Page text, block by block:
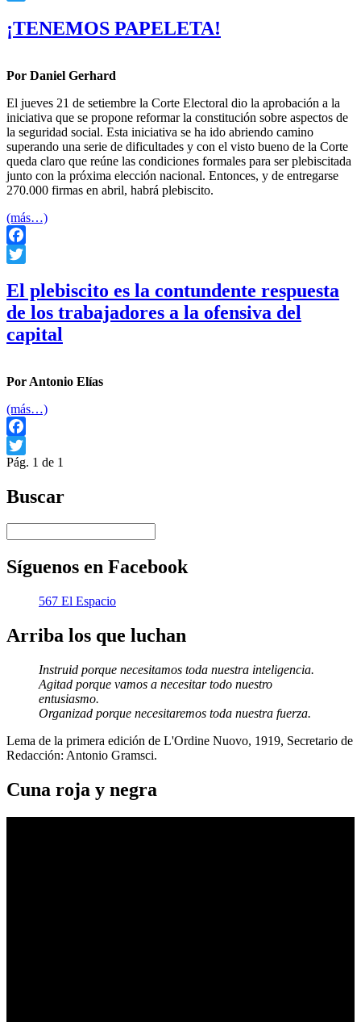
¡TENEMOS PAPELETA!
Por Daniel Gerhard
El jueves 21 de setiembre la Corte Electoral dio la aprobación a la
iniciativa que se propone reformar la constitución sobre aspectos de
la seguridad social. Esta iniciativa se ha ido abriendo camino
superando una serie de dificultades y con el visto bueno de la Corte
queda claro que reúne las condiciones formales para ser plebiscitada
junto con la próxima elección nacional. Entonces, y de entregarse
270.000 firmas en abril, habrá plebiscito.
(más…)
Facebook
El plebiscito es la contundente respuesta
de los trabajadores a la ofensiva del
capital
Por Antonio Elías
(más…)
Facebook
Twitter
Pág. 1 de 1
Buscar
Síguenos en Facebook
567 El Espacio
Arriba los que luchan
Instruid porque necesitamos toda nuestra inteligencia.
Agitad porque vamos a necesitar todo nuestro
entusiasmo.
Organizad porque necesitaremos toda nuestra fuerza.
Lema de la primera edición de L'Ordine Nuovo, 1919, Secretario de
Redacción: Antonio Gramsci.
Cuna roja y negra